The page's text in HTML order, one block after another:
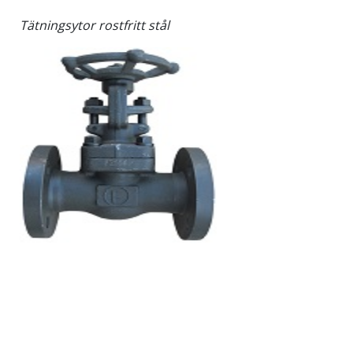
Tätningsytor rostfritt stål